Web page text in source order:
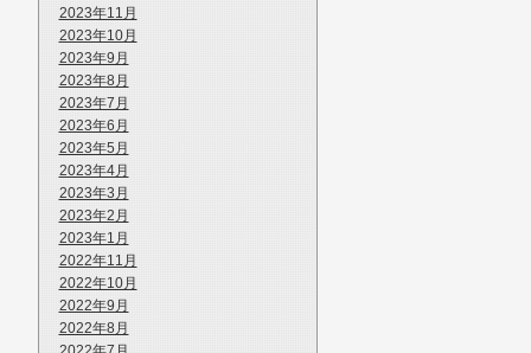
2023年11月
2023年10月
2023年9月
2023年8月
2023年7月
2023年6月
2023年5月
2023年4月
2023年3月
2023年2月
2023年1月
2022年11月
2022年10月
2022年9月
2022年8月